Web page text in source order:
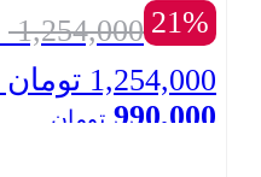
21%
1,254,000
1,254,000 تومان بود.
990,000 تومان